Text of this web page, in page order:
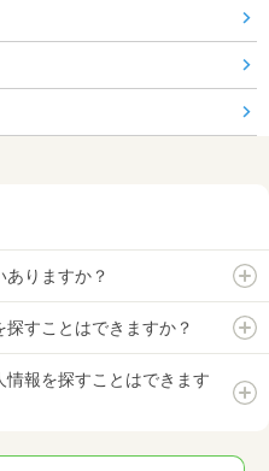
ありますか？
すことはできますか？
報を探すことはできます